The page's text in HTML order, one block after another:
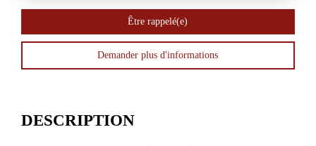
Être rappelé(e)
Demander plus d'informations
DESCRIPTION